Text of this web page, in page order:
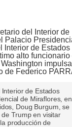
de Estados
de Miraflores, en
Doug Burgum, se
Trump en visitar
producción de